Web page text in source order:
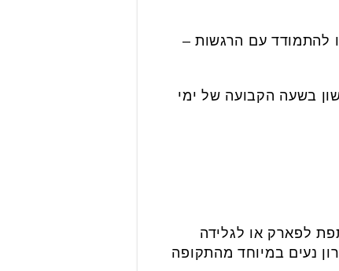
להתמודד עם הרגשות –
בשעה הקבועה של ימי
לפארק או לגלידה
נעים במיוחד מהתקופה